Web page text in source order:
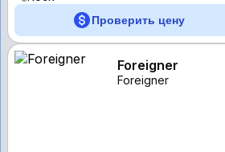
Проверить цену
Foreigner
Foreigner